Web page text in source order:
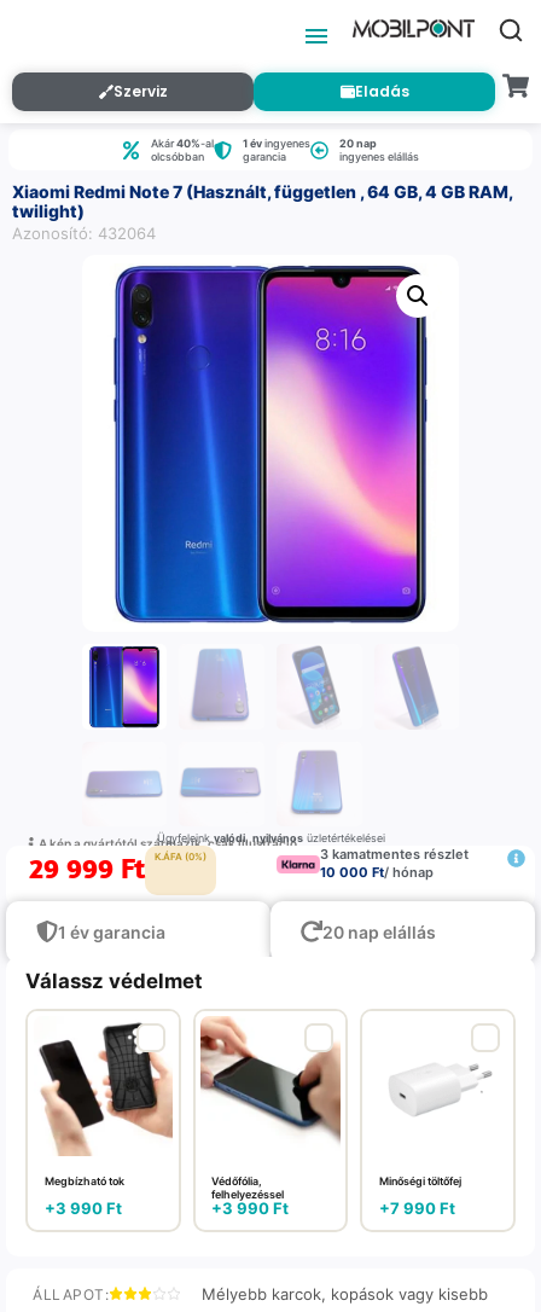
Szerviz Eladás
Akár40%-al
olcsóbban
1 évingyenes
garancia
20 nap
ingyenes elállás
Xiaomi Redmi Note 7 (Használt, független , 64 GB, 4 GB RAM,
twilight)
Azonosító: 432064
A kép a gyártótól származik, csak illustráció
Ügyfeleinkvalódi,nyilvánosüzletértékelései
29 999 Ft K.ÁFA (0%)
3 kamatmentes részlet
10 000 Ft/ hónap
1 év garancia 20 nap elállás
Válassz védelmet
Megbízható tok
+3 990Ft
Védőfólia,
felhelyezéssel
+3 990Ft
Minőségi töltőfej
+7 990Ft
ÁLLAPOT:
Mélyebb karcok, kopások vagy kisebb